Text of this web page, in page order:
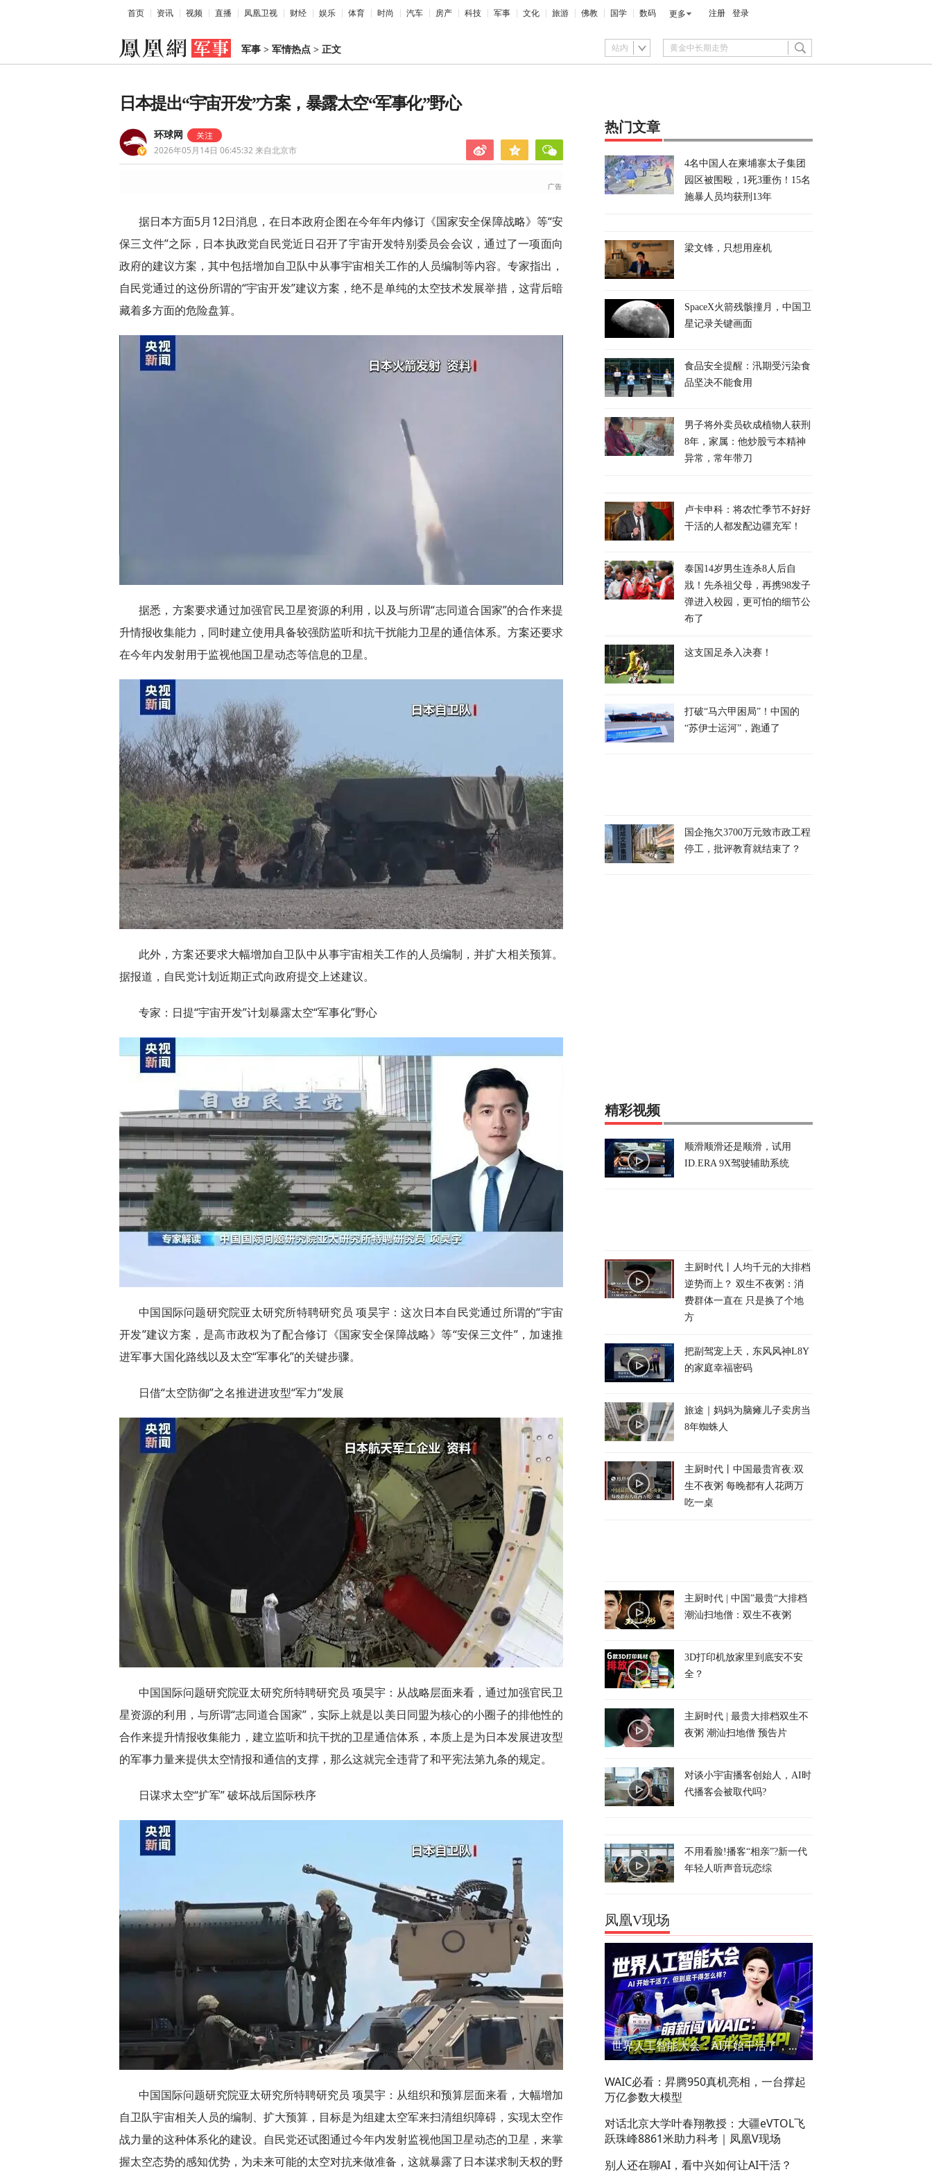
首页 资讯 视频 直播 凤凰卫视 财经 娱乐 体育 时尚 汽车 房产 科技 军事 文化 旅游 佛教 国学 数码 更多 注册 登录
军事 > 军情热点 > 正文 站内
日本提出“宇宙开发”方案，暴露太空“军事化”野心
环球网
2026年05月14日 06:45:32 来自北京市
据日本方面5月12日消息，在日本政府企图在今年年内修订《国家安全保障战略》等“安
保三文件”之际，日本执政党自民党近日召开了宇宙开发特别委员会会议，通过了一项面向
政府的建议方案，其中包括增加自卫队中从事宇宙相关工作的人员编制等内容。专家指出，
自民党通过的这份所谓的“宇宙开发”建议方案，绝不是单纯的太空技术发展举措，这背后暗
藏着多方面的危险盘算。
据悉，方案要求通过加强官民卫星资源的利用，以及与所谓“志同道合国家”的合作来提
升情报收集能力，同时建立使用具备较强防监听和抗干扰能力卫星的通信体系。方案还要求
在今年内发射用于监视他国卫星动态等信息的卫星。
此外，方案还要求大幅增加自卫队中从事宇宙相关工作的人员编制，并扩大相关预算。
据报道，自民党计划近期正式向政府提交上述建议。
专家：日提“宇宙开发”计划暴露太空“军事化”野心
中国国际问题研究院亚太研究所特聘研究员 项昊宇：这次日本自民党通过所谓的“宇宙
开发”建议方案，是高市政权为了配合修订《国家安全保障战略》等“安保三文件”，加速推
进军事大国化路线以及太空“军事化”的关键步骤。
日借“太空防御”之名推进进攻型“军力”发展
中国国际问题研究院亚太研究所特聘研究员 项昊宇：从战略层面来看，通过加强官民卫
星资源的利用，与所谓“志同道合国家”，实际上就是以美日同盟为核心的小圈子的排他性的
合作来提升情报收集能力，建立监听和抗干扰的卫星通信体系，本质上是为日本发展进攻型
的军事力量来提供太空情报和通信的支撑，那么这就完全违背了和平宪法第九条的规定。
日谋求太空“扩军” 破坏战后国际秩序
中国国际问题研究院亚太研究所特聘研究员 项昊宇：从组织和预算层面来看，大幅增加
自卫队宇宙相关人员的编制、扩大预算，目标是为组建太空军来扫清组织障碍，实现太空作
战力量的这种体系化的建设。自民党还试图通过今年内发射监视他国卫星动态的卫星，来掌
握太空态势的感知优势，为未来可能的太空对抗来做准备，这就暴露了日本谋求制天权的野
热门文章
4名中国人在柬埔寨太子集团
园区被围殴，1死3重伤！15名
施暴人员均获刑13年
梁文锋，只想用座机
SpaceX火箭残骸撞月，中国卫
星记录关键画面
食品安全提醒：汛期受污染食
品坚决不能食用
男子将外卖员砍成植物人获刑
8年，家属：他炒股亏本精神
异常，常年带刀
卢卡申科：将农忙季节不好好
干活的人都发配边疆充军！
泰国14岁男生连杀8人后自
戕！先杀祖父母，再携98发子
弹进入校园，更可怕的细节公
布了
这支国足杀入决赛！
打破“马六甲困局”！中国的
“苏伊士运河”，跑通了
国企拖欠3700万元致市政工程
停工，批评教育就结束了？
精彩视频
顺滑顺滑还是顺滑，试用
ID.ERA 9X驾驶辅助系统
主厨时代丨人均千元的大排档
逆势而上？ 双生不夜粥：消
费群体一直在 只是换了个地
方
把副驾宠上天，东风风神L8Y
的家庭幸福密码
旅途｜妈妈为脑瘫儿子卖房当
8年蜘蛛人
主厨时代丨中国最贵宵夜:双
生不夜粥 每晚都有人花两万
吃一桌
主厨时代 | 中国”最贵“大排档
潮汕扫地僧：双生不夜粥
3D打印机放家里到底安不安
全？
主厨时代 | 最贵大排档双生不
夜粥 潮汕扫地僧 预告片
对谈小宇宙播客创始人，AI时
代播客会被取代吗?
不用看脸!播客“相亲”?新一代
年轻人听声音玩恋综
凤凰V现场
世界人工智能大会：AI开始干活了，但到底干的怎么样？萌新闯WAIC
WAIC必看：昇腾950真机亮相，一台撑起
万亿参数大模型
对话北京大学叶春翔教授：大疆eVTOL飞
跃珠峰8861米助力科考｜凤凰V现场
别人还在聊AI，看中兴如何让AI干活？